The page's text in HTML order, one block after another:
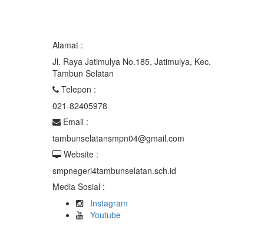
Alamat :
Jl. Raya Jatimulya No.185, Jatimulya, Kec.
Tambun Selatan
Telepon :
021-82405978
Email :
tambunselatansmpn04@gmail.com
Website :
smpnegeri4tambunselatan.sch.id
Media Sosial :
Instagram
Youtube